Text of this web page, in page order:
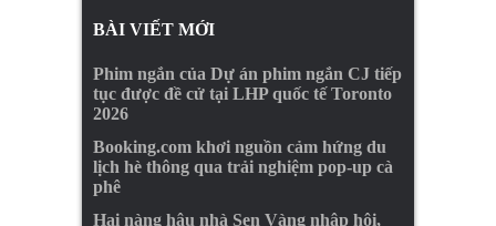
BÀI VIẾT MỚI
Phim ngắn của Dự án phim ngắn CJ tiếp
tục được đề cử tại LHP quốc tế Toronto
2026
Booking.com khơi nguồn cảm hứng du
lịch hè thông qua trải nghiệm pop-up cà
phê
Hai nàng hậu nhà Sen Vàng nhập hội,